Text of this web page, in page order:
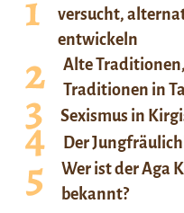
versucht,
entwickeln
Alte
Traditionen in
Sexismus in
Der
Wer ist der Aga
bekannt?